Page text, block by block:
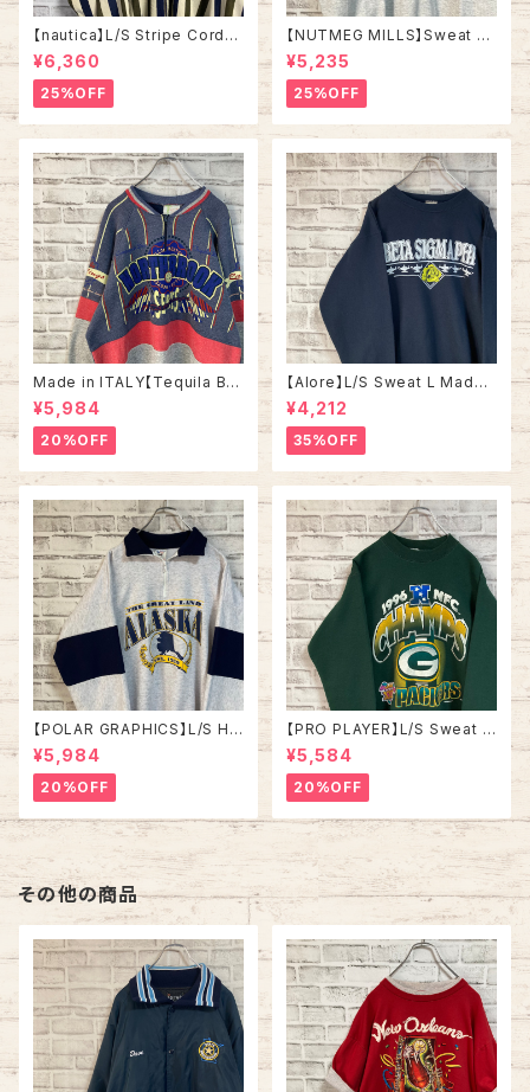
【nautica】L/S Stripe Cordur
oy Shirt L 90s ノーティカ スト
ライプ コーデュロイ シャツ ボタ
ンダウン 長袖 ワンポイントロゴ
刺繍ロゴ 旧タグ USA アメリカ
古着
¥6,360
25%OFF
【NUTMEG MILLS】Sweat XL
Made in USA 90s “UNIVER
SITY OF TENNESSEE” vinta
ge ナツメグミルズ カレッジモノ
カレッジロゴ テネシー大学 スウ
ェット トレーナー ヴィンテージ
アメリカ USA 古着
¥5,235
25%OFF
Made in ITALY【Tequila Bo
om】L/S Sweat/Trainer XL 9
0s ハーフジップスウェット トレ
ーナー マルチカラー レーシング
イタリア製 Euro ユーロ 古着
¥5,984
20%OFF
【Alore】L/S Sweat L Made i
n USA 90s 社交クラブ プロモ
ーション スウェット トレーナー
USA製 vintage ヴィンテージ
アメリカ USA 古着
¥4,212
35%OFF
【POLAR GRAPHICS】L/S Hal
fZip Sweat XL Made in US
A 90s “ALASKA” スーベニア
ハーフジップスウェット トレーナ
ー アラスカ お土産モノ vintag
e ヴィンテージ アメリカ USA
古着
¥5,984
20%OFF
【PRO PLAYER】L/S Sweat L
相当 90s Made in USA “PA
CKERS” NFL チームモノ スウ
ェット トレーナー USA製 チーム
ロゴ 1996 CHAMPS 優勝記念
深緑 アメリカ USA 古着
¥5,584
20%OFF
その他の商品